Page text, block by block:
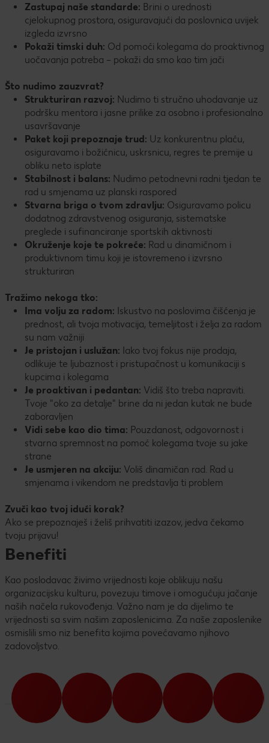
Zastupaj naše standarde: Brini o urednosti
cjelokupnog prostora, osiguravajući da poslovnica uvijek
izgleda izvrsno
Pokaži timski duh: Od pomoći kolegama do proaktivnog
uočavanja potreba – pokaži da smo kao tim jači
Što nudimo zauzvrat?
Strukturiran razvoj: Nudimo ti stručno uhodavanje uz
podršku mentora i jasne prilike za osobno i profesionalno
usavršavanje
Paket koji prepoznaje trud: Uz konkurentnu plaću,
osiguravamo i božićnicu, uskrsnicu, regres te premije u
obliku neto isplate
Stabilnost i balans: Nudimo petodnevni radni tjedan te
rad u smjenama uz planski raspored
Stvarna briga o tvom zdravlju: Osiguravamo policu
dodatnog zdravstvenog osiguranja, sistematske
preglede i sufinanciranje sportskih aktivnosti
Okruženje koje te pokreće: Rad u dinamičnom i
produktivnom timu koji je istovremeno i izvrsno
strukturiran
Tražimo nekoga tko:
Ima volju za radom: Iskustvo na poslovima čišćenja je
prednost, ali tvoja motivacija, temeljitost i želja za radom
su nam važniji
Je pristojan i uslužan: Iako tvoj fokus nije prodaja,
odlikuje te ljubaznost i pristupačnost u komunikaciji s
kupcima i kolegama
Je proaktivan i pedantan: Vidiš što treba napraviti.
Tvoje "oko za detalje" brine da ni jedan kutak ne bude
zaboravljen
Vidi sebe kao dio tima: Pouzdanost, odgovornost i
stvarna spremnost na pomoć kolegama tvoje su jake
strane
Je usmjeren na akciju: Voliš dinamičan rad. Rad u
smjenama i vikendom ne predstavlja ti problem
Zvuči kao tvoj idući korak?
Ako se prepoznaješ i želiš prihvatiti izazov, jedva čekamo
tvoju prijavu!
Benefiti
Kao poslodavac živimo vrijednosti koje oblikuju našu
organizacijsku kulturu, povezuju timove i omogućuju jačanje
naših načela rukovođenja. Važno nam je da dijelimo te
vrijednosti sa svim našim zaposlenicima. Za naše zaposlenike
osmislili smo niz benefita kojima povećavamo njihovo
zadovoljstvo.